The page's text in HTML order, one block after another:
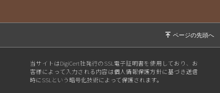
2026/07/07七夕そうめんあります。
2026/07/02 にっぽんいち！
当サイトはDigiCert社発行のSSL電子証明書を使用しており、お
客様によって入力される内容は個人情報保護方針に基づき送信
時にSSLという暗号化技術によって保護されます。